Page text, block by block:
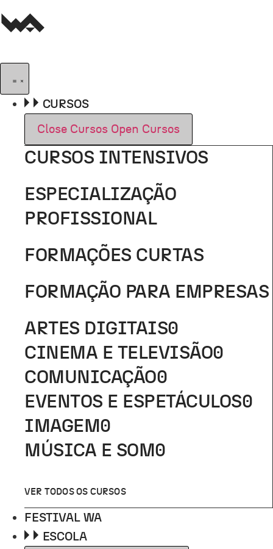
para
conteúdo
CURSOS
Close Cursos Open Cursos
CURSOS INTENSIVOS
ESPECIALIZAÇÃO
PROFISSIONAL
FORMAÇÕES CURTAS
FORMAÇÃO PARA EMPRESAS
ARTES DIGITAIS0
CINEMA E TELEVISÃO0
COMUNICAÇÃO0
EVENTOS E ESPETÁCULOS0
IMAGEM 0
MÚSICA E SOM 0
VER TODOS OS CURSOS
FESTIVAL WA
ESCOLA